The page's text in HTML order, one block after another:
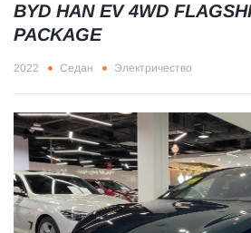
BYD HAN EV 4WD
PACKAGE
2022 Седан Электричество